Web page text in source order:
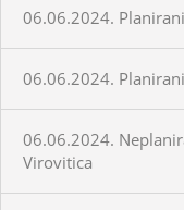
06.06.2024.
06.06.2024.
06.06.2024.
Virovitica